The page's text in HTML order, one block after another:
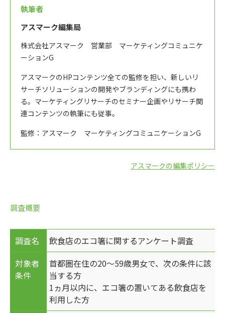
執筆者
アスマーク編集局
株式会社アスマーク 営業部 マーケティングコミュニケ
ーションG
アスマークのHPコンテンツ全ての監修を担い、新しいリ
サーチソリューションの開発やブランディングにも携わ
る。マーケティングリサーチのセミナー企画やリサーチ関
連コンテンツの執筆にも従事。
監修：アスマーク マーケティングコミュニケーションG
アスマークの編集ポリシー
調査概要
調査名
飲食店のエコ箸に関するアンケート調査
対象者
条件
首都圏在住の20～59歳男女で、次の条件に該
当する方
1ヵ月以内に、エコ箸の置いてある飲食店を
利用した方